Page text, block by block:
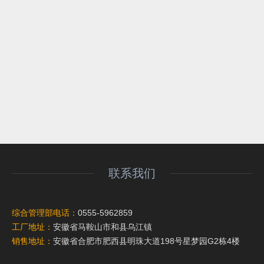
联系我们
综合管理部电话： 0555-5962859
工厂地址： 安徽省马鞍山市和县乌江镇
销售地址： 安徽省合肥市肥西县明珠大道198号星梦园G2栋4楼